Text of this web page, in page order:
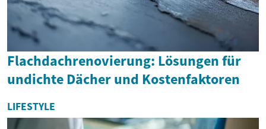
Flachdachrenovierung: Lösungen für
undichte Dächer und Kostenfaktoren
LIFESTYLE